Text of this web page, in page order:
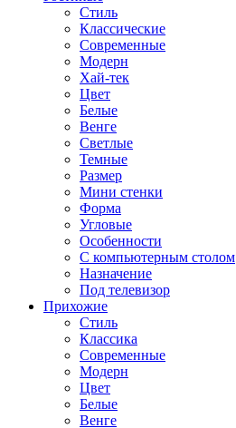
Стиль
Классические
Современные
Модерн
Хай-тек
Цвет
Белые
Венге
Светлые
Темные
Размер
Мини стенки
Форма
Угловые
Особенности
С компьютерным столом
Назначение
Под телевизор
Прихожие
Стиль
Классика
Современные
Модерн
Цвет
Белые
Венге